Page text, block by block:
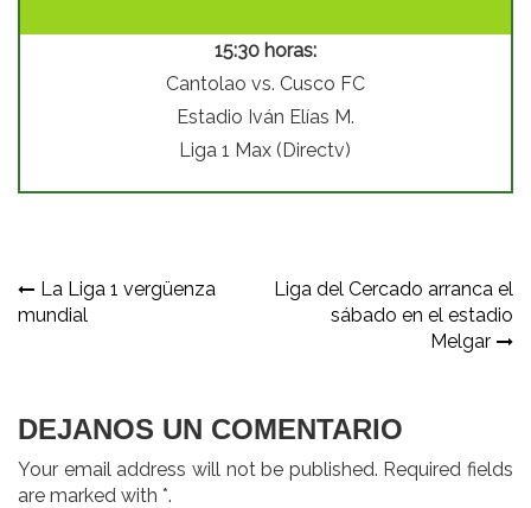
15:30 horas:
Cantolao vs. Cusco FC
Estadio Iván Elías M.
Liga 1 Max (Directv)
Navegación
de
La Liga 1 vergüenza
mundial
Liga del Cercado arranca el
sábado en el estadio
Melgar
DEJANOS UN COMENTARIO
Your email address will not be published. Required fields
are marked with *.